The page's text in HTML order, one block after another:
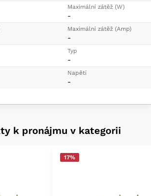
Maximální zátěž (W)
-
Maximální zátěž (Amp)
-
Typ
-
Napětí
-
k pronájmu v kategorii
17%